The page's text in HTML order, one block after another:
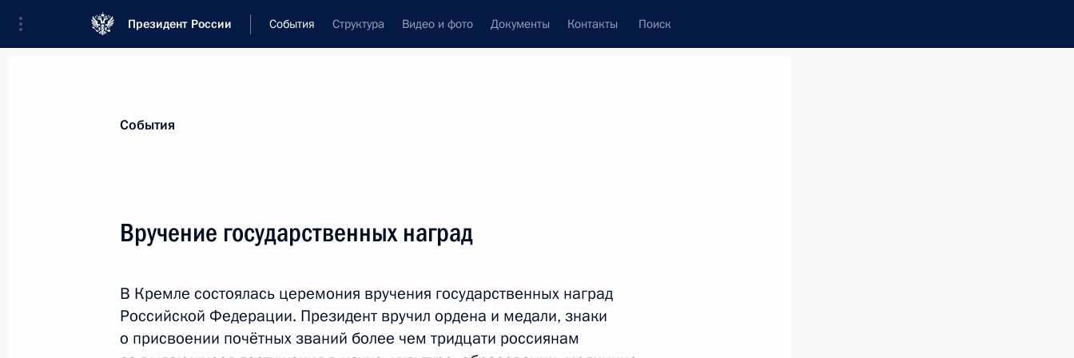
Президент России События Структура Видео и фото Документы Контакты Поиск
Новости
Комиссия по государственным наградам
Показать следующие материалы
События
Вручение государственных наград
В Кремле состоялась церемония вручения государственных наград
Российской Федерации. Президент вручил ордена и медали, знаки
о присвоении почётных званий более чем тридцати россиянам